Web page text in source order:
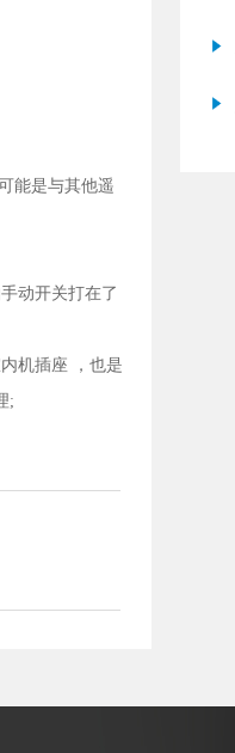
能是与其他遥
动开关打在了
机插座 ，也是
;